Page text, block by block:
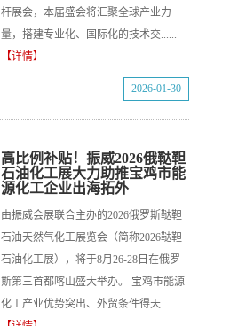
杆展会，本届盛会将汇聚全球产业力
量，搭建专业化、国际化的技术交......
【详情】
2026-01-30
高比例补贴！振威2026俄鞑靼
石油化工展大力助推宝鸡市能
源化工企业出海拓外
由振威会展联合主办的2026俄罗斯鞑靼
石油天然气化工展览会（简称2026鞑靼
石油化工展），将于8月26-28日在俄罗
斯第三首都喀山盛大举办。 宝鸡市能源
化工产业优势突出、外贸条件得天......